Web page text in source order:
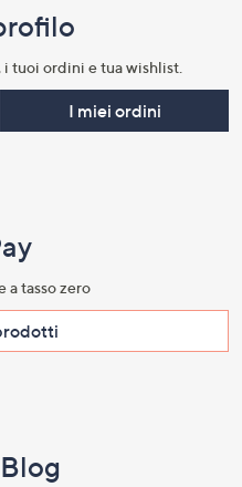
tuoi ordini e tua wishlist.​
I miei ordini
a tasso zero​